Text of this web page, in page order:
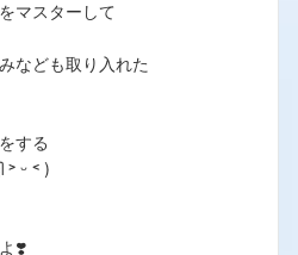
マスターして
なども取り入れた
する
˃ ᵕ ˂ )
❣️